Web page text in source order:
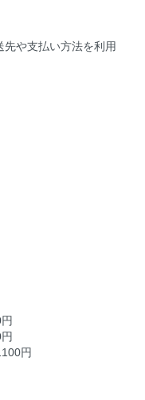
や支払い方法を利用
円